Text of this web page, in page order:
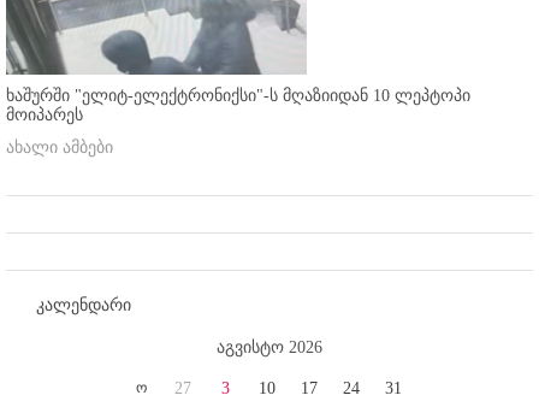
ხაშურში "ელიტ-ელექტრონიქსი"-ს მღაზიიდან 10 ლეპტოპი
მოიპარეს
ახალი ამბები
კალენდარი
აგვისტო 2026
ო 27 3 10 17 24 31